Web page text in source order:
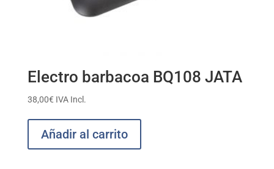
Electro barbacoa BQ108 JATA
38,00€ IVA Incl.
Añadir al carrito